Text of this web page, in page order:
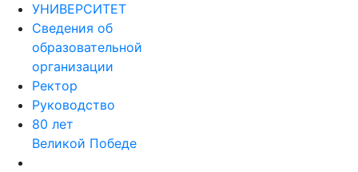
УНИВЕРСИТЕТ
Сведения об
образовательной
организации
Ректор
Руководство
80 лет
Великой Победе